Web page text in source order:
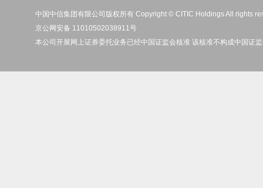
中国中信集团有限公司版权所有 Copyright © CITIC Holdings All rights
京公网安备 11010502038911号
本公司开展网上证券委托业务已经中国证监会核准 该核准不构成中国证